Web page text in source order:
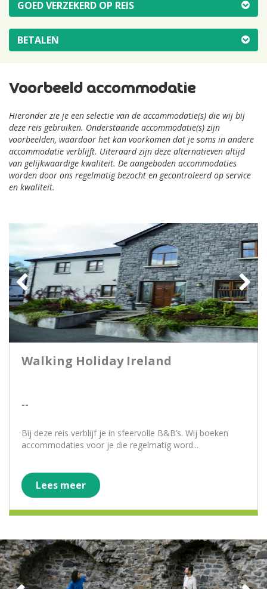
GOED VERZEKERD OP REIS
BETALEN
Voorbeeld accommodatie
Hieronder zie je een selectie van de accommodatie(s) die wij bij
deze reis gebruiken. Onderstaande accommodatie(s) zijn
voorbeelden, waardoor het kan voorkomen dat je soms in andere
accommodatie verblijft. Uiteraard zijn deze alternatieven altijd
van gelijkwaardige kwaliteit. De aangeboden accommodaties
worden door ons regelmatig bezocht en gecontroleerd op service
en kwaliteit.
Walking Holiday Ireland
--
Bij deze reis verblijf je in sfeervolle B&B’s. Wij boeken
accommodaties voor je die regelmatig word...
Lees meer